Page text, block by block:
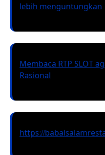
lebih menguntungkan
Membaca RTP SLOT
Rasional
https://